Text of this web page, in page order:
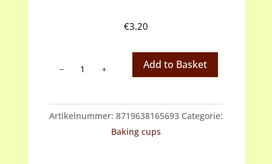
€3.20
baby
aantal
Add to Basket
Artikelnummer: 8719638165693 Categorie:
Baking cups